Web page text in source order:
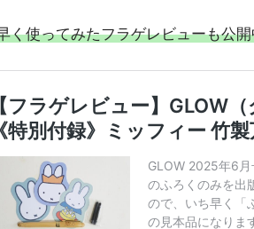
く使ってみたフラゲレビューも公